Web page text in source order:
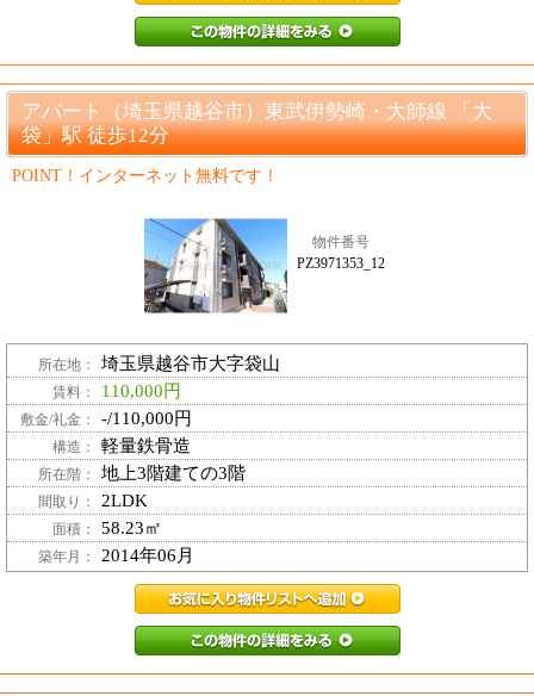
PZ4442665_1こ
アパート（埼玉県越谷市）東武伊勢崎・大師線 「大
袋」駅 徒歩12分
POINT！インターネット無料です！
物件番号
PZ3971353_12
所在地： 埼玉県越谷市大字袋山
賃料： 110,000円
敷金/礼金： -/110,000円
構造： 軽量鉄骨造
所在階： 地上3階建ての3階
間取り： 2LDK
面積： 58.23㎡
築年月： 2014年06月
PZ3971353_12お
PZ3971353_12こ